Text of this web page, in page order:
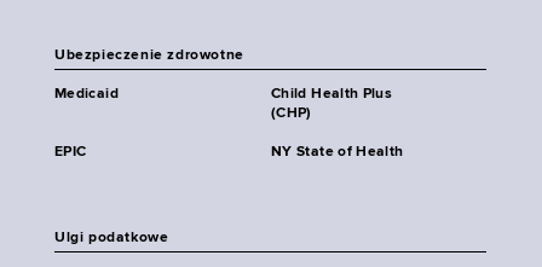
Ubezpieczenie zdrowotne
Medicaid
Child Health Plus
(CHP)
EPIC NY State of Health
Ulgi podatkowe